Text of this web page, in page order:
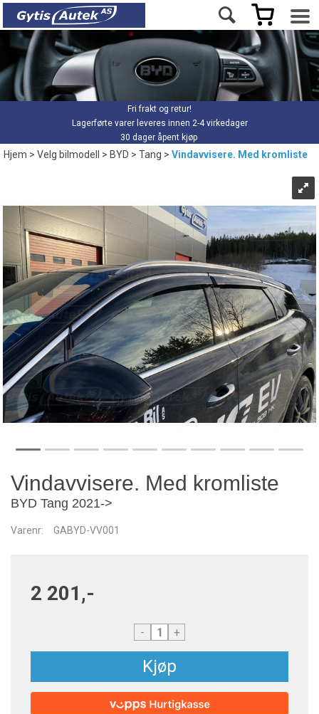
Fri frakt og retur!
Lagerførte varer leveres innen 2-4 virkedager
30 dager åpent kjøp
Hjem>Velg bilmodell >BYD>Tang>Vindavvisere. Med kromliste
Vindavvisere. Med kromliste
BYD Tang 2021->
Varenr: GABYD-VV001
2 201,-
- +
Kjøp